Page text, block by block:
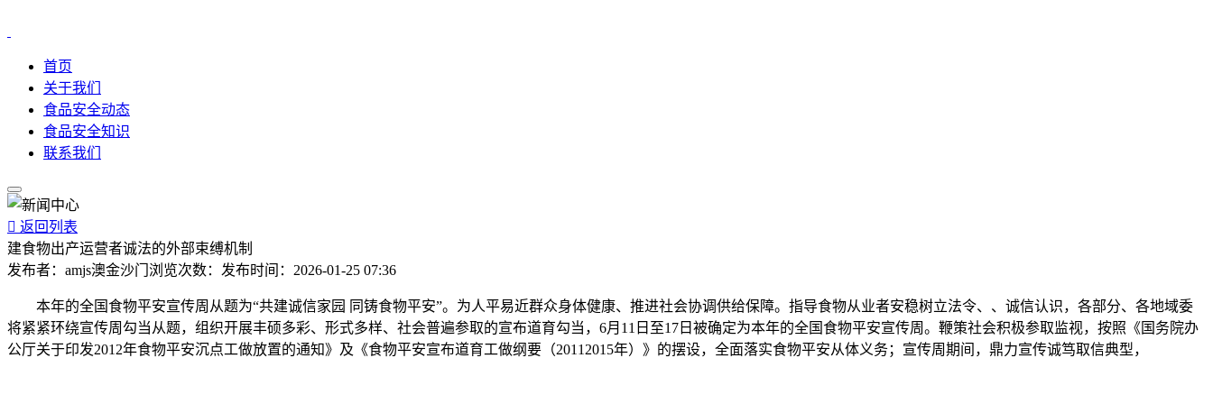
首页
关于我们
食品安全动态
食品安全知识
联系我们
 返回列表
建食物出产运营者诚法的外部束缚机制
发布者： amjs澳金沙门 浏览次数： 发布时间： 2026-01-25 07:36
本年的全国食物平安宣传周从题为“共建诚信家园 同铸食物平安”。为人平易近群众身体健康、推进社会协调供给保障。指导食物从业者安稳树立法令、、诚信认识，各部分、各地域委
将紧紧环绕宣传周勾当从题，组织开展丰硕多彩、形式多样、社会普遍参取的宣布道育勾当，6月11日至17日被确定为本年的全国食物平安宣传周。鞭策社会积极参取监视，按照《国务院办
公厅关于印发2012年食物平安沉点工做放置的通知》及《食物平安宣布道育工做纲要（20112015年）》的摆设，全面落实食物平安从体义务；宣传周期间，鼎力宣传诚笃取信典型，